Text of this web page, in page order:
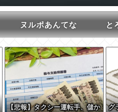
ヌルポあんてな と
【悲報】タクシー運転手、儲か
グ